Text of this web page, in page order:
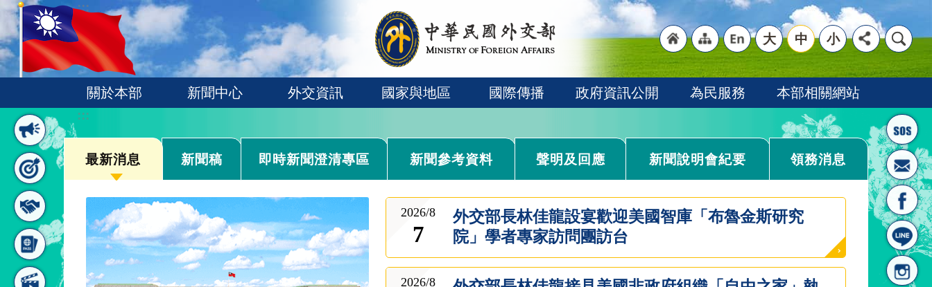
跳到主要內容區塊
:::
首頁
"網
站導
"英
文語
大 中 小
關於本部 新聞中心 外交資訊 國家與地區 國際傳播 政府資訊公開 為民服務
本部相關網站
:::
最新消息 新聞稿 即時新聞澄清專區 新聞參考資料 聲明及回應 新聞說明會紀要 領務消息
2026/8
7
外交部長林佳龍設宴歡迎美國智庫「布魯金斯研究
院」學者專家訪問團訪台
2026/8